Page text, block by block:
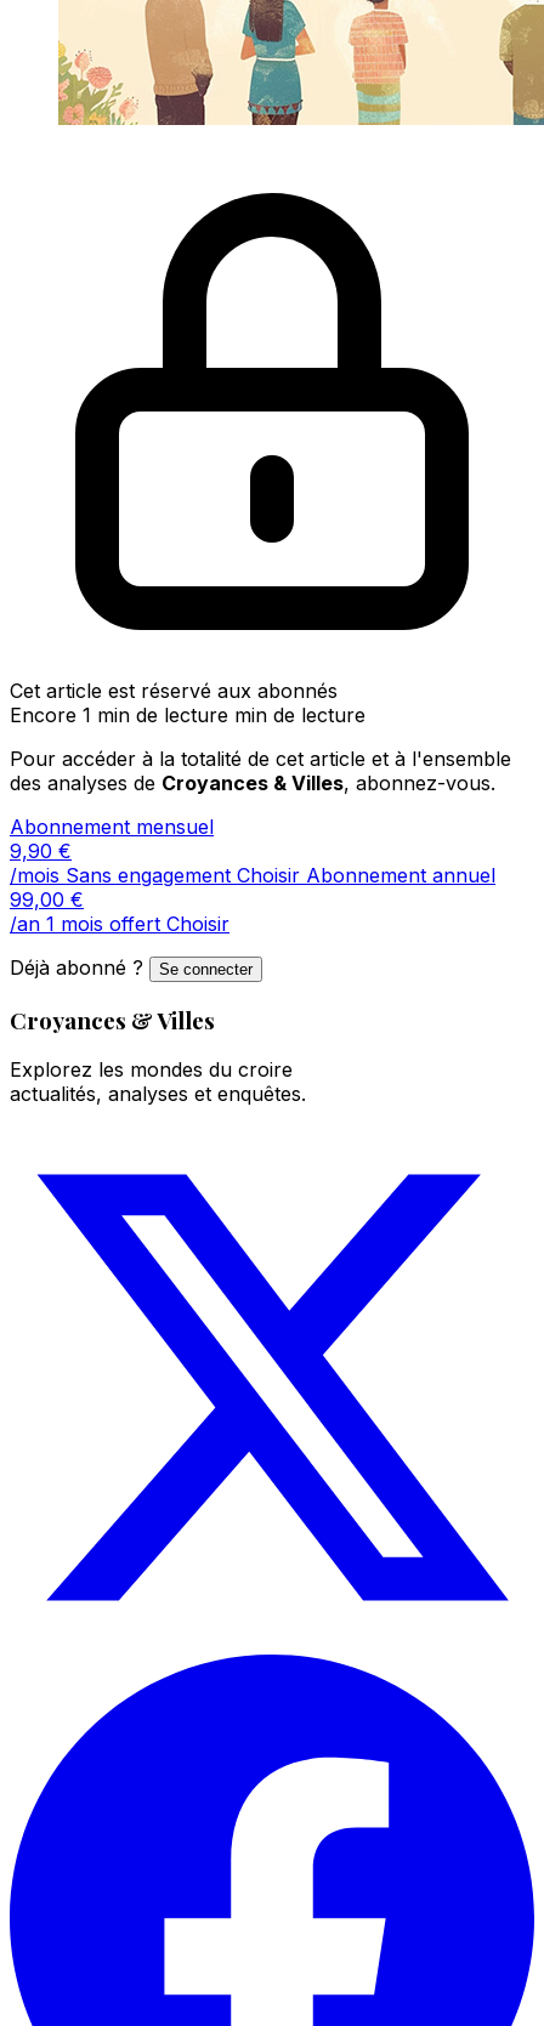
Cet article est réservé aux abonnés
Encore 1 min de lecture min de lecture
Pour accéder à la totalité de cet article et à l'ensemble
des analyses de Croyances & Villes, abonnez-vous.
Abonnement mensuel
9,90 €
/mois Sans engagement Choisir Abonnement annuel
99,00 €
/an 1 mois offert Choisir
Déjà abonné ?
Se connecter
Croyances & Villes
Explorez les mondes du croire
actualités, analyses et enquêtes.